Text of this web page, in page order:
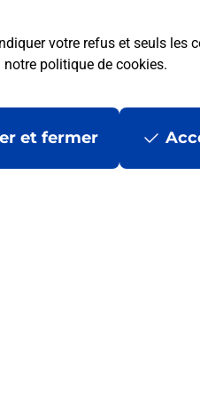
votre refus et seuls les
notre politique de cookies.
et fermer